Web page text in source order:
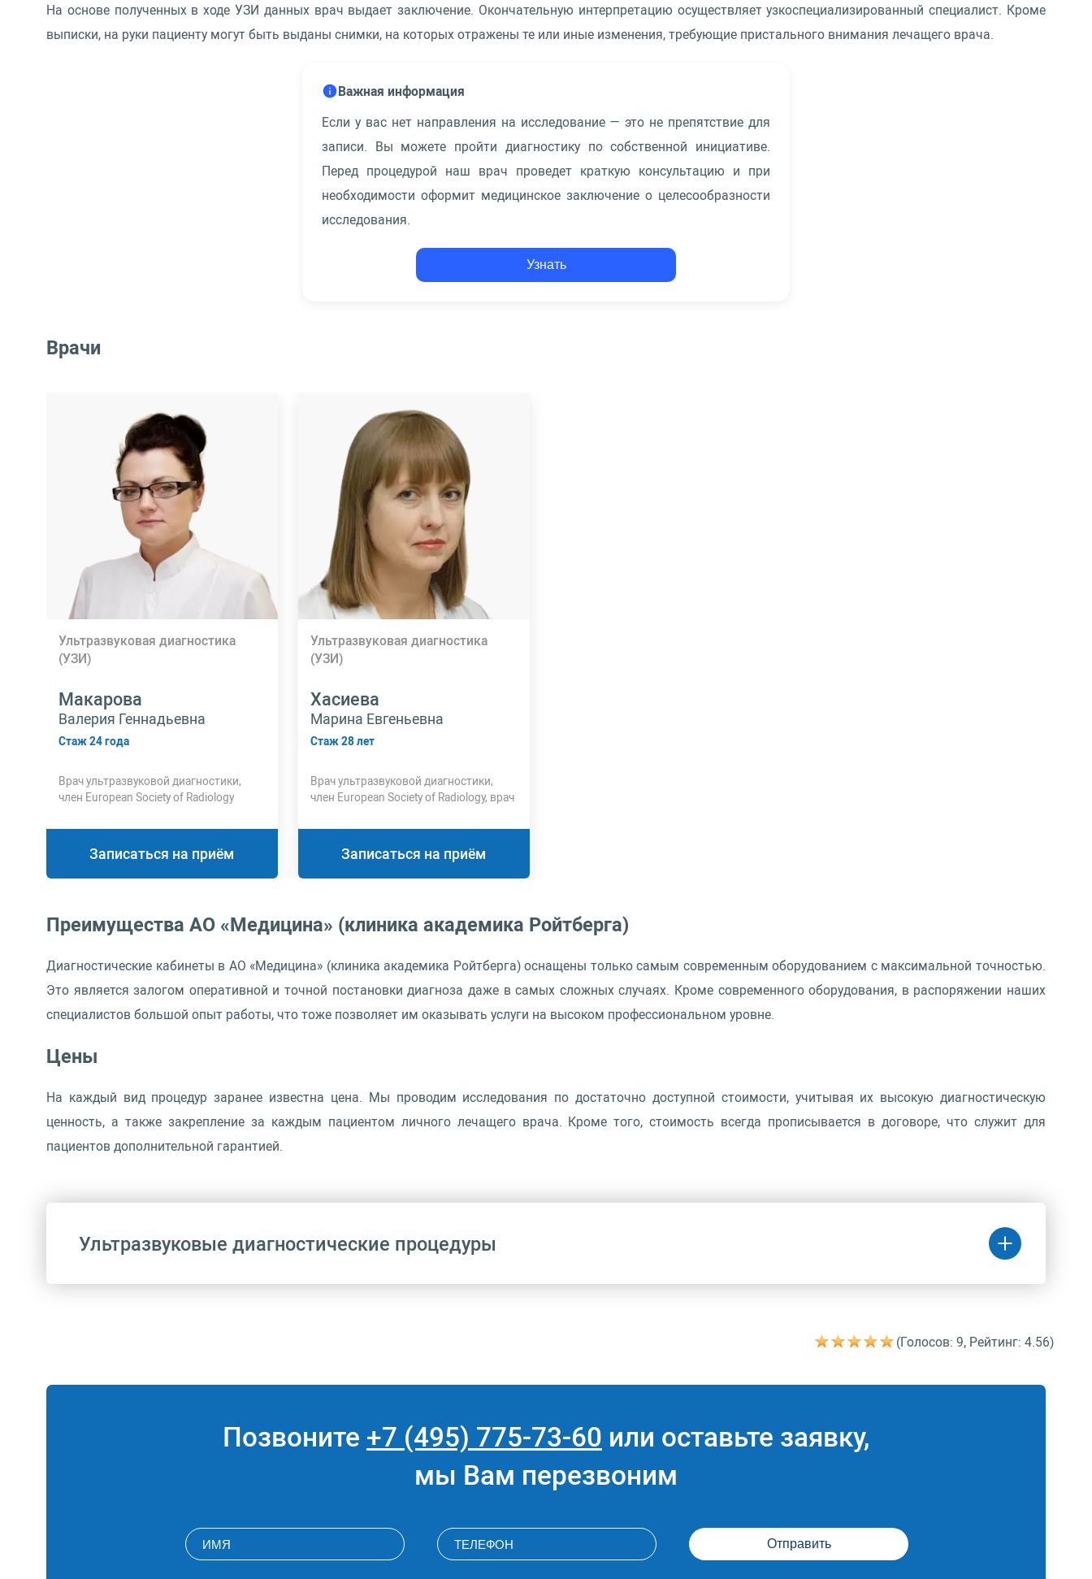
На основе полученных в ходе УЗИ данных врач выдает заключение. Окончательную интерпретацию осуществляет узкоспециализированный специалист. Кроме
выписки, на руки пациенту могут быть выданы снимки, на которых отражены те или иные изменения, требующие пристального внимания лечащего врача.
Важная информация
Если у вас нет направления на исследование — это не препятствие для
записи. Вы можете пройти диагностику по собственной инициативе.
Перед процедурой наш врач проведет краткую консультацию и при
необходимости оформит медицинское заключение о целесообразности
исследования.
Узнать
Врачи
Ультразвуковая диагностика
(УЗИ)
Макарова
Валерия Геннадьевна
Стаж 24 года
Врач ультразвуковой диагностики,
член European Society of Radiology
Записаться на приём
Ультразвуковая диагностика
(УЗИ)
Хасиева
Марина Евгеньевна
Стаж 28 лет
Врач ультразвуковой диагностики,
член European Society of Radiology, врач
Записаться на приём
Преимущества АО «Медицина» (клиника академика Ройтберга)
Диагностические кабинеты в АО «Медицина» (клиника академика Ройтберга) оснащены только самым современным оборудованием с максимальной точностью.
Это является залогом оперативной и точной постановки диагноза даже в самых сложных случаях. Кроме современного оборудования, в распоряжении наших
специалистов большой опыт работы, что тоже позволяет им оказывать услуги на высоком профессиональном уровне.
Цены
На каждый вид процедур заранее известна цена. Мы проводим исследования по достаточно доступной стоимости, учитывая их высокую диагностическую
ценность, а также закрепление за каждым пациентом личного лечащего врача. Кроме того, стоимость всегда прописывается в договоре, что служит для
пациентов дополнительной гарантией.
Ультразвуковые диагностические процедуры
Цена
Дуплексное сканирование сосудов мошонки и
полового члена
(Голосов: 9, Рейтинг: 4.56)
Позвоните +7 (495) 775-73-60 или оставьте заявку,
мы Вам перезвоним